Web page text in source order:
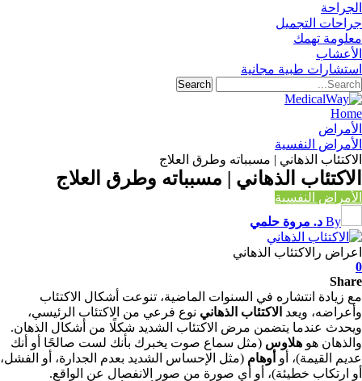
الجراحة
جراحات التجميل
معلومة تهمك
الأعشاب
استشارات طبية مجانية
Home
الأمراض
الأمراض النفسية
الاكتئاب الذهاني | مسبباته وطرق العلاج
الاكتئاب الذهاني | مسبباته وطرق العلاج
الأمراض النفسية
By د. مروة حلمي
اعراض رالاكتئاب الذهاني
0
Share
مع زيادة انتشاره في السنوات الماضية، تنوعت أشكال الاكتئاب
وأعراضه، ويعد الاكتئاب الذهاني نوع فرعي من الاكتئاب الرئيسي،
ويحدث عندما يتضمن مرض الاكتئاب الشديد شكلًا من أشكال الذهان.
والذهان هو هلاوس (مثل سماع صوت يخبرك بأنك لست صالحًا أو أنك
عديم القيمة)، أو أوهام (مثل الإحساس الشديد بعدم الجدارة، أو الفشل،
أو ارتكاب خطيئة)، أو أي صورة من صور الانفصال عن الواقع.